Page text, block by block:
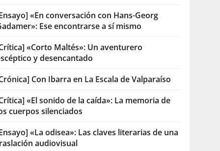
«En conversación con Hans-Georg
Ese encontrarse a sí mismo
«Corto Maltés»: Un aventurero
y desencantado
Con Ibarra en La Escala de Valparaíso
«El sonido de la caída»: La memoria de
cuerpos silenciados
«La odisea»: Las claves literarias de una
audiovisual